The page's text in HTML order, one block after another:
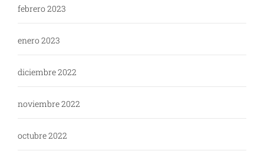
febrero 2023
enero 2023
diciembre 2022
noviembre 2022
octubre 2022